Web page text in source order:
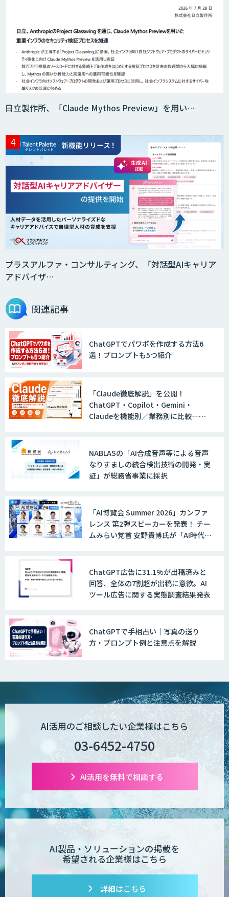
Acompany セキュアチャット
AI価格調査ツールSmapra
secondz Agentsense
Smart Search
法人向けAIエージェント「OfficeAI社
2層ナレッジ×AIで顧客コミュニケーシ
ョンを効率化「ZEROCK」
戦略策定から実装まで一気通貫のAIエー
ジェント開発
WARP NEXT
LINE WORKS AiNote
ト
WAN-RECORD Plus
Explaza 生成AI Partner | AX
Wanderlust RAG コンシェルジュ
POPstation
Dify開発支援
日立製作所、「Claude Mythos Preview」を用い…
プラスアルファ・コンサルティング、「対話型AIキャリア
アドバイザ…
関連記事
ChatGPTでパワポを作成する方法6
選！プロンプトも5つ紹介
「Claude徹底解説」を公開！
ChatGPT・Copilot・Gemini・
Claudeを機能別／業務別に比較―自
NABLASの「AI合成音声等による音声
なりすましの統合検出技術の開発・実
証」が総務省事業に採択
「AI博覧会 Summer 2026」カンファ
レンス 第2弾スピーカーを発表！ チー
ムみらい党首 安野貴博氏が「AI時代の
事例も公開
ChatGPT広告に31.1%が出稿済みと
回答、全体の7割超が出稿に意欲。AI
ツール広告に関する実態調査結果発表
ChatGPTで手相占い｜写真の送り
方・プロンプト例と注意点を解説
AI活用のご相談したい企業様はこちら
03-6452-4750
AI活用を無料で相談する
AI製品・ソリューションの掲載を
希望される企業様はこちら
詳細はこちら